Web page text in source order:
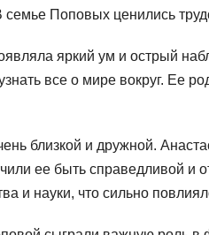
Поповых ценились
яркий ум и острый
все о мире вокруг. Ее
близкой и дружной.
ее быть справедливой
и науки, что сильно